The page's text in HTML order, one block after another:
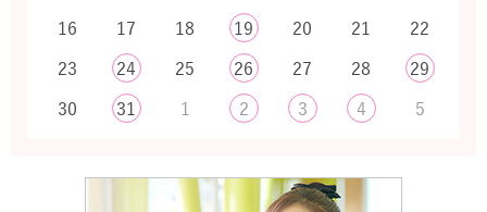
16
17 18 19 20 21
22
23
24 25 26 27 28
29
30
31 1 2 3 4 5